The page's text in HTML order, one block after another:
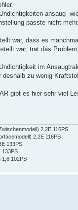
ansaug-
passte nicht
war, dass es
war, trat das
im
zu wenig
gibt es hier sehr viel
2,2E 116PS
2,2E 116PS
133PS
133PS
1,6 102PS